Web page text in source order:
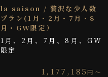
la saison / 贅沢な少人数
プラン(1月・2月・7月・8
月・GW限定）
1月、2月、7月、8月、GW
限定
1,177,185円〜